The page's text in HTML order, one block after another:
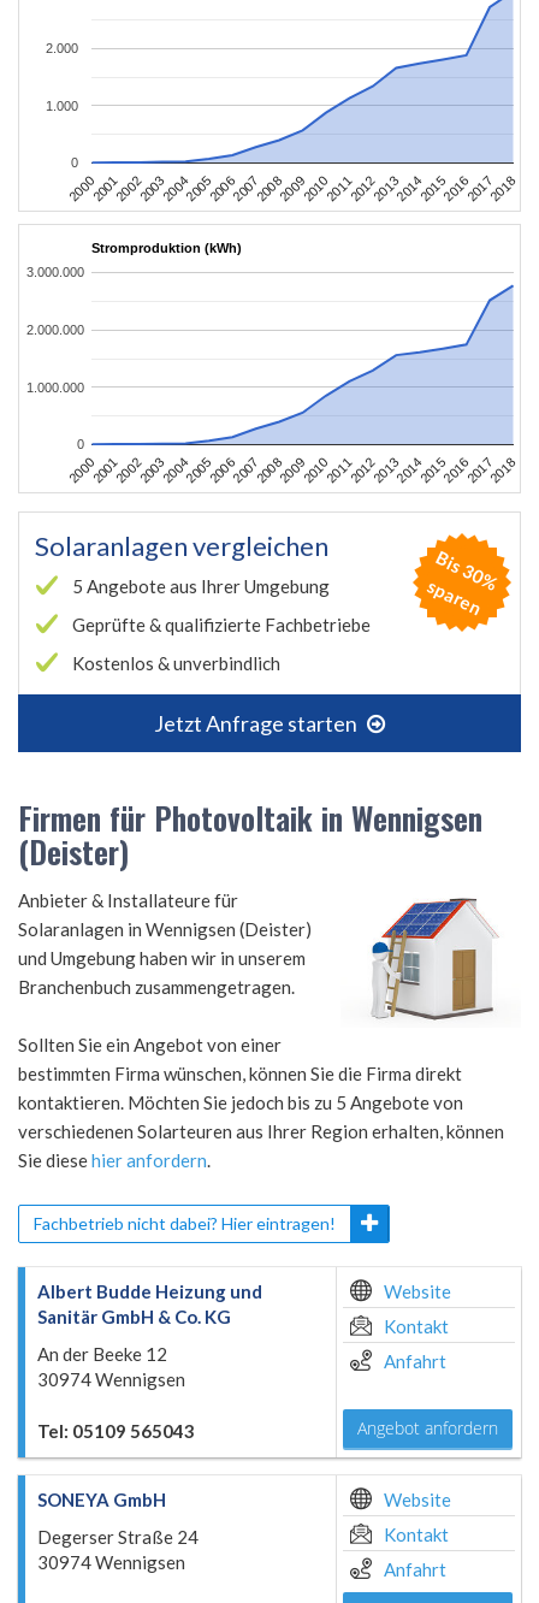
2000200120022003200420052006200720082009201020112012201320142015201620172018
0
1.000
2.000
Stromproduktion (kWh)
2000200120022003200420052006200720082009201020112012201320142015201620172018
0
1.000.000
2.000.000
3.000.000
Solaranlagen vergleichen
5 Angebote aus Ihrer Umgebung
Geprüfte & qualifizierte Fachbetriebe
Kostenlos & unverbindlich
Jetzt Anfrage starten
B
is
3
0
%
s
p
a
r
e
n
Firmen für Photovoltaik in Wennigsen
(Deister)
Anbieter & Installateure für
Solaranlagen in Wennigsen (Deister)
und Umgebung haben wir in unserem
Branchenbuch zusammengetragen.
Sollten Sie ein Angebot von einer
bestimmten Firma wünschen, können Sie die Firma direkt
kontaktieren. Möchten Sie jedoch bis zu 5 Angebote von
verschiedenen Solarteuren aus Ihrer Region erhalten, können
Sie diesehier anfordern.
Fachbetrieb nicht dabei? Hier eintragen!
Albert Budde Heizung und
Sanitär GmbH & Co. KG
An der Beeke 12
30974 Wennigsen
Tel: 05109 565043
Website
Kontakt
Anfahrt
Angebot anfordern
SONEYA GmbH
Degerser Straße 24
30974 Wennigsen
Website
Kontakt
Anfahrt